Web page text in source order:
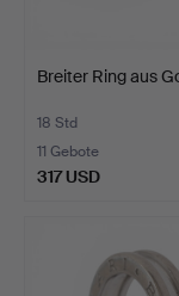
Breiter Ring aus
18 Std
11 Gebote
317 USD